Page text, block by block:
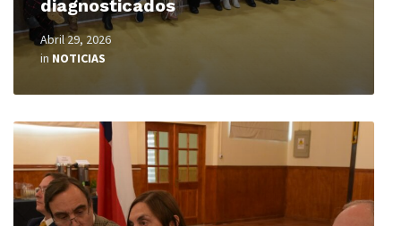
diagnosticados
Abril 29, 2026
in NOTICIAS
Read
More